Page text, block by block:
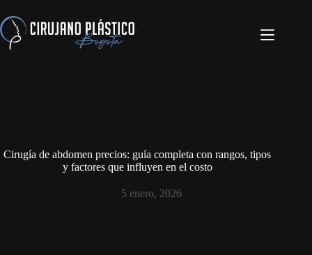
Cirugía de abdomen precios: guía completa con rangos, tipos
y factores que influyen en el costo
5 enero, 2026